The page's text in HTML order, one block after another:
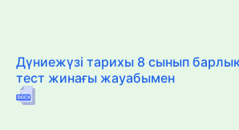
Дүниежүзі тарихы 8 сынып
тест жинағы жауабымен